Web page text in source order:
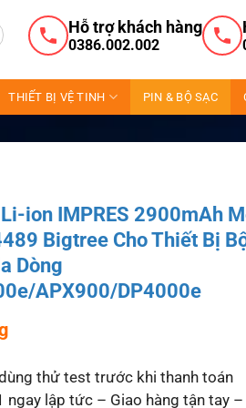
Hỗ trợ khách hàng
0386.002.002
THIẾT BỊ VỆ TINH PIN & BỘ SẠC
ion IMPRES 2900mAh
Bigtree Cho Thiết Bị
Dòng
APX900/DP4000e
thử test trước khi thanh toán
ngay lập tức – Giao hàng tận tay –